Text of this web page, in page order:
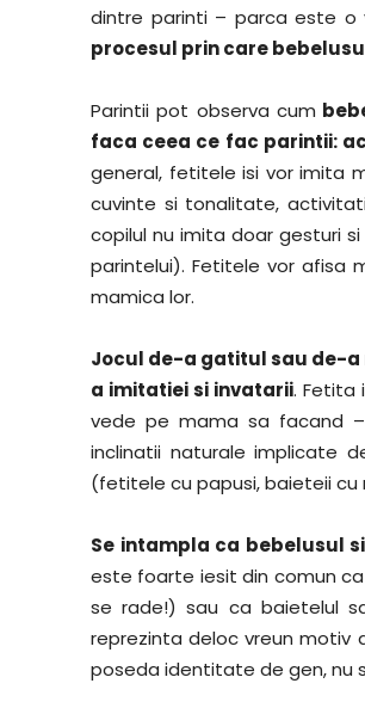
dintre parinti – parca este o
procesul prin care
Parintii pot observa cum
faca ceea ce fac parintii:
general, fetitele isi vor imita
cuvinte si tonalitate,
copilul nu imita doar gesturi
parintelui). Fetitele vor afisa
mamica lor.
Jocul de-a gatitul sau de-a
a imitatiei si invatarii. Fetita
vede pe mama sa facand –
inclinatii naturale implicate
(fetitele cu papusi, baieteii cu
Se intampla ca bebelusul
este foarte iesit din comun
se rade!) sau ca baietelul
reprezinta deloc vreun motiv
poseda identitate de gen, nu